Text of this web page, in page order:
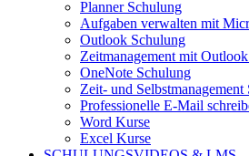
Planner Schulung
Aufgaben verwalten mit
Outlook Schulung
Zeitmanagement mit
OneNote Schulung
Zeit- und Selbstmanagement
Professionelle E-Mail
Word Kurse
Excel Kurse